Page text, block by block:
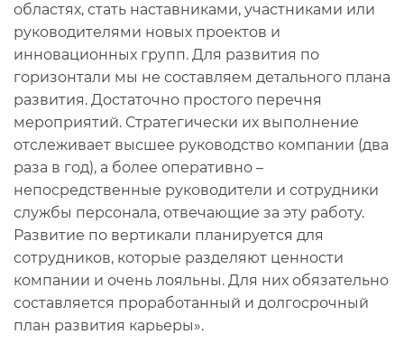
областях, стать наставниками, участниками или
руководителями новых проектов и
инновационных групп. Для развития по
горизонтали мы не составляем детального плана
развития. Достаточно простого перечня
мероприятий. Стратегически их выполнение
отслеживает высшее руководство компании (два
раза в год), а более оперативно –
непосредственные руководители и сотрудники
службы персонала, отвечающие за эту работу.
Развитие по вертикали планируется для
сотрудников, которые разделяют ценности
компании и очень лояльны. Для них обязательно
составляется проработанный и долгосрочный
план развития карьеры».